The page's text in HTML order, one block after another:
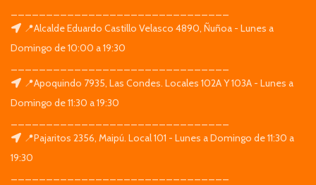
📍Alcalde Eduardo Castillo Velasco 4890, Ñuñoa - Lunes a
Domingo de 10:00 a 19:30
📍Apoquindo 7935, Las Condes. Locales 102A Y 103A - Lunes a
Domingo de 11:30 a 19:30
📍Pajaritos 2356, Maipú. Local 101 - Lunes a Domingo de 11:30 a
19:30